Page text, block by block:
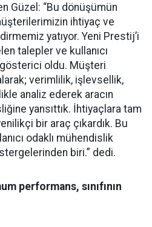
Güzel: “Bu dönüşümün
ihtiyaç ve
yatıyor. Yeni Prestij’i
talepler ve kullanıcı
oldu. Müşteri
verimlilik, işlevsellik,
analiz ederek aracın
yansıttık. İhtiyaçlara tam
bir araç çıkardık. Bu
odaklı mühendislik
biri.” dedi.
performans, sınıfının